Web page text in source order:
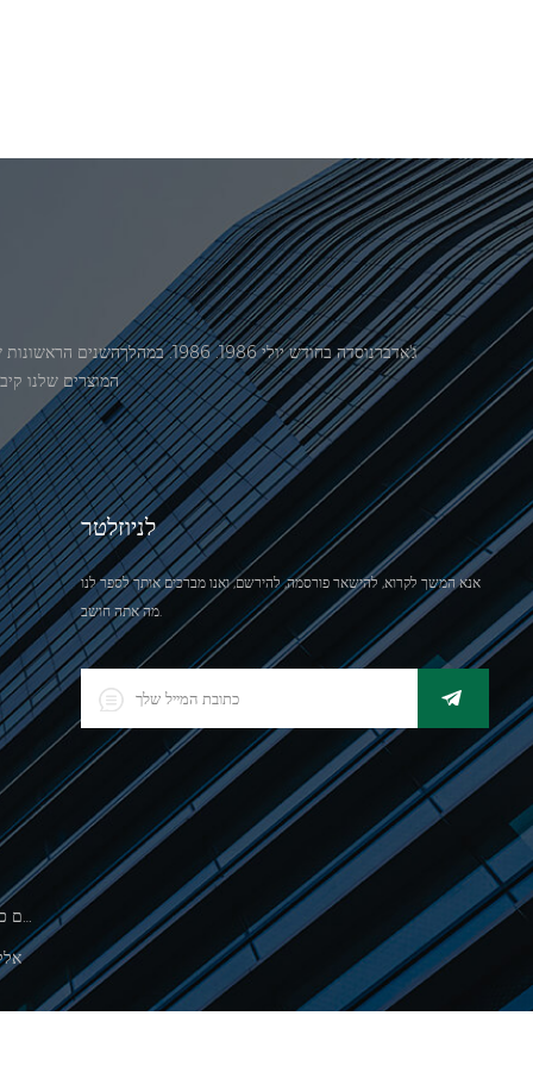
המוצרים שלנו קיבל
500 גרםסולם כף יד אלקטרונית לשקילת תכשיטים
לניוזלטר
אנא המשך לקרוא, להישאר פורסמה, להירשם, ואנו מברכים אותך לספר לנו
מה אתה חושב.